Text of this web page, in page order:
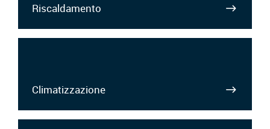
Riscaldamento
Climatizzazione